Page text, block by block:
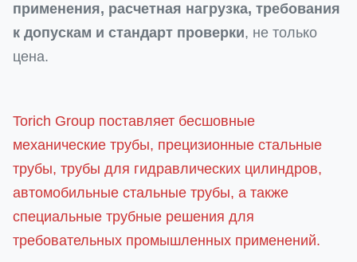
применения, расчетная нагрузка, требования
к допускам и стандарт проверки, не только
цена.
Torich Group поставляет бесшовные
механические трубы, прецизионные стальные
трубы, трубы для гидравлических цилиндров,
автомобильные стальные трубы, а также
специальные трубные решения для
требовательных промышленных применений.